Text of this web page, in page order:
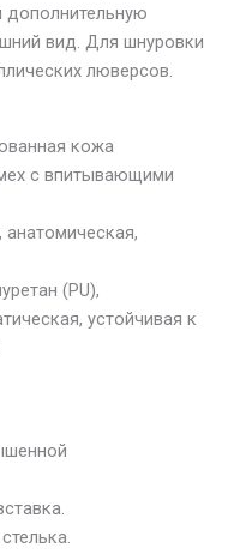
дополнительную
вид. Для шнуровки
люверсов.
кожа
с впитывающими
(PU),
устойчивая к